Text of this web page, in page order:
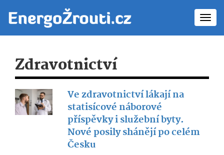
Zdravotnictví
Ve zdravotnictví lákají na
statisícové náborové
příspěvky i služební byty.
Nové posily shánějí po celém
Česku